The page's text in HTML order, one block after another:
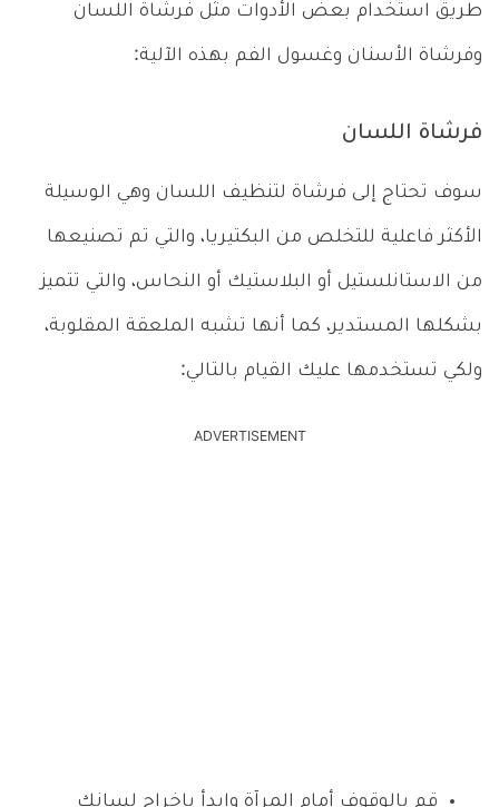
طريق استخدام بعض الأدوات مثل فرشاة اللسان
وفرشاة الأسنان وغسول الفم بهذه الآلية:
فرشاة اللسان
سوف تحتاج إلى فرشاة لتنظيف اللسان وهي الوسيلة
الأكثر فاعلية للتخلص من البكتيريا، والتي تم تصنيعها
من الاستانلستيل أو البلاستيك أو النحاس، والتي تتميز
بشكلها المستدير، كما أنها تشبه الملعقة المقلوبة،
ولكي تستخدمها عليك القيام بالتالي:
ADVERTISEMENT
قم بالوقوف أمام المرآة وابدأ بإخراج لسانك